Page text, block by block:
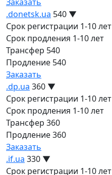
.donetsk.ua 540 ▼
Срок регистрации 1-10 лет
Срок продления 1-10 лет
Трансфер 540
Продление 540
Заказать
.dp.ua 360 ▼
Срок регистрации 1-10 лет
Срок продления 1-10 лет
Трансфер 360
Продление360
Заказать
.if.ua 330 ▼
Срок регистрации 1-10 лет